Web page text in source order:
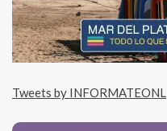
Tweets by INFORMATEONL